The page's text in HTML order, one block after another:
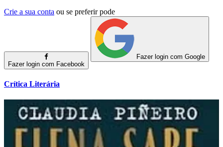
Crie a sua conta ou se preferir pode
Fazer login com Facebook
Fazer login com Google
Crítica Literária